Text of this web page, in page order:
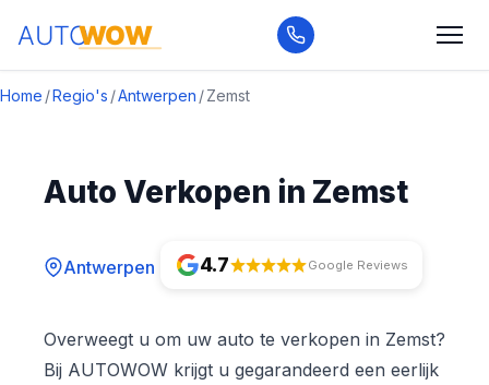
Home /Regio's /Antwerpen /Zemst
Auto Verkopen in Zemst
Antwerpen 4.7 Google Reviews
Overweegt u om uw auto te verkopen in Zemst?
Bij AUTOWOW krijgt u gegarandeerd een eerlijk